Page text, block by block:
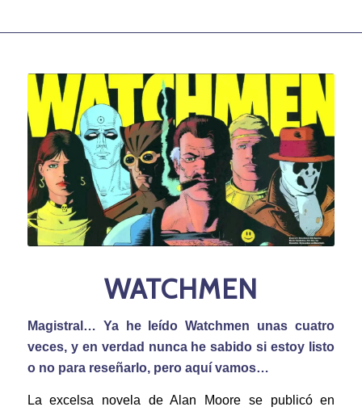
WATCHMEN
Magistral… Ya he leído Watchmen unas cuatro
veces, y en verdad nunca he sabido si estoy listo
o no para reseñarlo, pero aquí vamos…
La excelsa novela de Alan Moore se publicó en